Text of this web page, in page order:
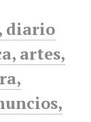
diario
artes,